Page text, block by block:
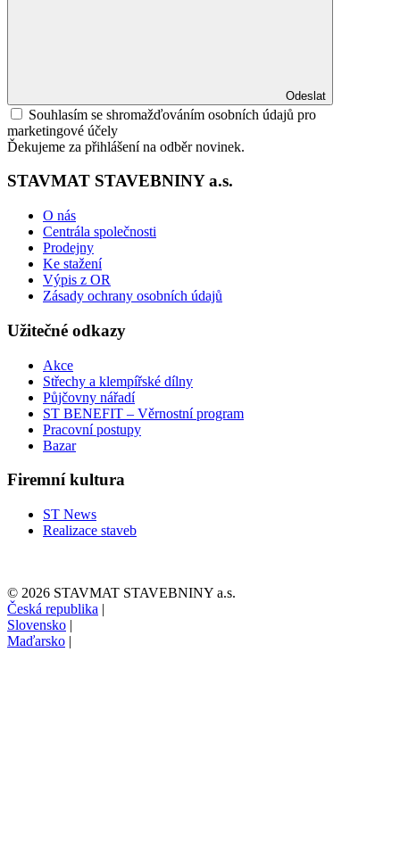
Odeslat
Souhlasím se shromažďováním osobních údajů pro
marketingové účely
Ďekujeme za přihlášení na odběr novinek.
STAVMAT STAVEBNINY a.s.
O nás
Centrála společnosti
Prodejny
Ke stažení
Výpis z OR
Zásady ochrany osobních údajů
Užitečné odkazy
Akce
Střechy a klempířské dílny
Půjčovny nářadí
ST BENEFIT – Věrnostní program
Pracovní postupy
Bazar
Firemní kultura
ST News
Realizace staveb
© 2026 STAVMAT STAVEBNINY a.s.
Česká republika |
Slovensko |
Maďarsko |